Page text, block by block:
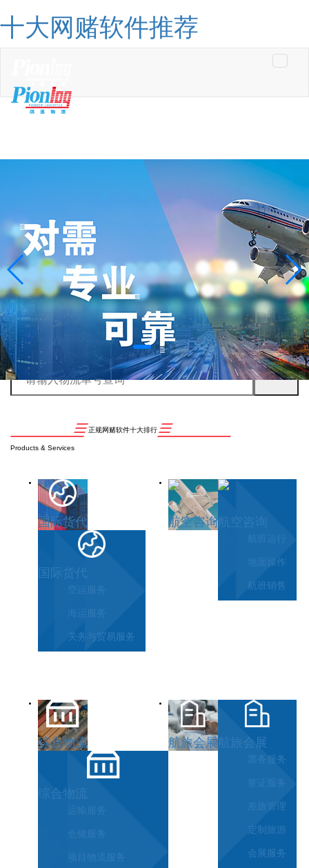
十大网赌软件推荐
正规网赌软件十大排行
Products & Services
国际货代
国际货代
空运服务
海运服务
关务与贸易服务
航空咨询航空咨询
航班运行
地面操作
航班销售
综合物流
综合物流
运输服务
仓储服务
项目物流服务
航旅会展航旅会展
票务服务
签证服务
差旅管理
定制旅游
会展服务